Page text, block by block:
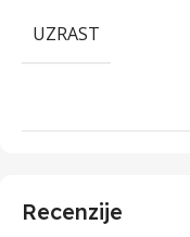
UZRAST
Recenzije